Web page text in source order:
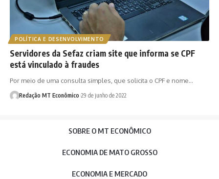
POLÍTICA E DESENVOLVIMENTO
Servidores da Sefaz criam site que informa se CPF
está vinculado à fraudes
Por meio de uma consulta simples, que solicita o CPF e nome…
Redação MT Econômico 29 de junho de 2022
SOBRE O MT ECONÔMICO
ECONOMIA DE MATO GROSSO
ECONOMIA E MERCADO